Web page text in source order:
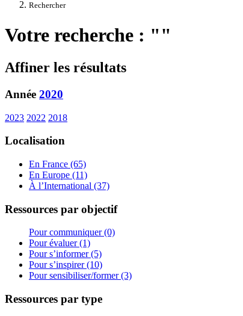
Rechercher
Votre recherche : ""
Affiner les résultats
Année 2020
2023 2022 2018
Localisation
En France (65)
En Europe (11)
À l’International (37)
Ressources par objectif
Pour communiquer (0)
Pour évaluer (1)
Pour s’informer (5)
Pour s’inspirer (10)
Pour sensibiliser/former (3)
Ressources par type